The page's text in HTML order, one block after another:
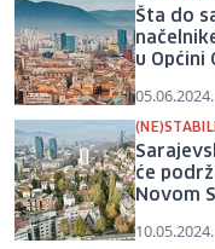
Šta do
u Općini
će
Novom